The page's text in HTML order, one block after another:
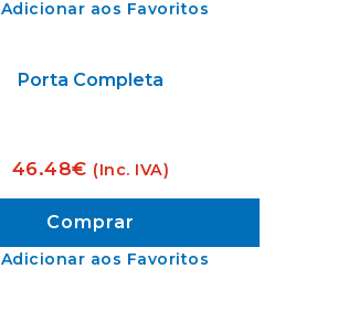
Adicionar aos Favoritos
Adicionar aos Favoritos
Porta Completa
46.48€ (Inc. IVA)
Comprar